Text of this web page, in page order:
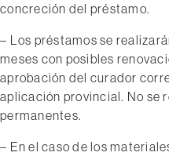
concreción del préstamo.
– Los préstamos se
meses con posibles
aprobación del curador
aplicación provincial. No se
permanentes.
– En el caso de los